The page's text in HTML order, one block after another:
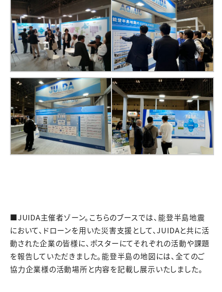
■JUIDA主催者ゾーン。こちらのブースでは、能登半島地震
において、ドローンを用いた災害支援として、JUIDAと共に活
動された企業の皆様に、ポスターにてそれぞれの活動や課題
を報告していただきました。能登半島の地図には、全てのご
協力企業様の活動場所と内容を記載し展示いたしました。